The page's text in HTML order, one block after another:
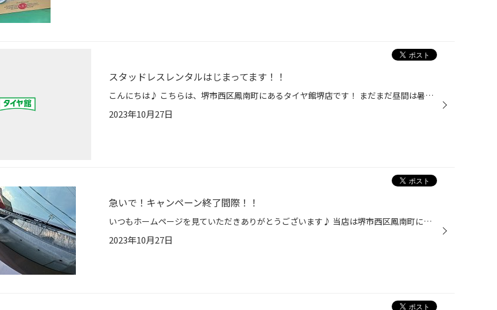
スタッドレスレンタルはじまってます！！
こんにちは♪ こちらは、堺市西区鳳南町にあるタイヤ館堺店です！ まだまだ昼間は暑いですが、 スタッドレスレンタルのご予約たくさんいただいております( ´ ▽ ` ) 今年は年末年始お出かけの予定を立ててる方も多いのではないでしょうか？！ 遠出をされる方、ウィンタースポーツを予定されてる方、 ...
2023年10月27日
急いで！キャンペーン終了間際！！
いつもホームページを見ていただきありがとうございます♪ 当店は堺市西区鳳南町に店舗があるタイヤ館堺店です！ 当店では10月末まで ワイパーカウル部の樹脂コーティングキャンペーンを行なっております！ なんと！！もうすぐ終了しちゃいます… 今回はキューブに樹脂コーティングを施工させて頂きま...
2023年10月27日